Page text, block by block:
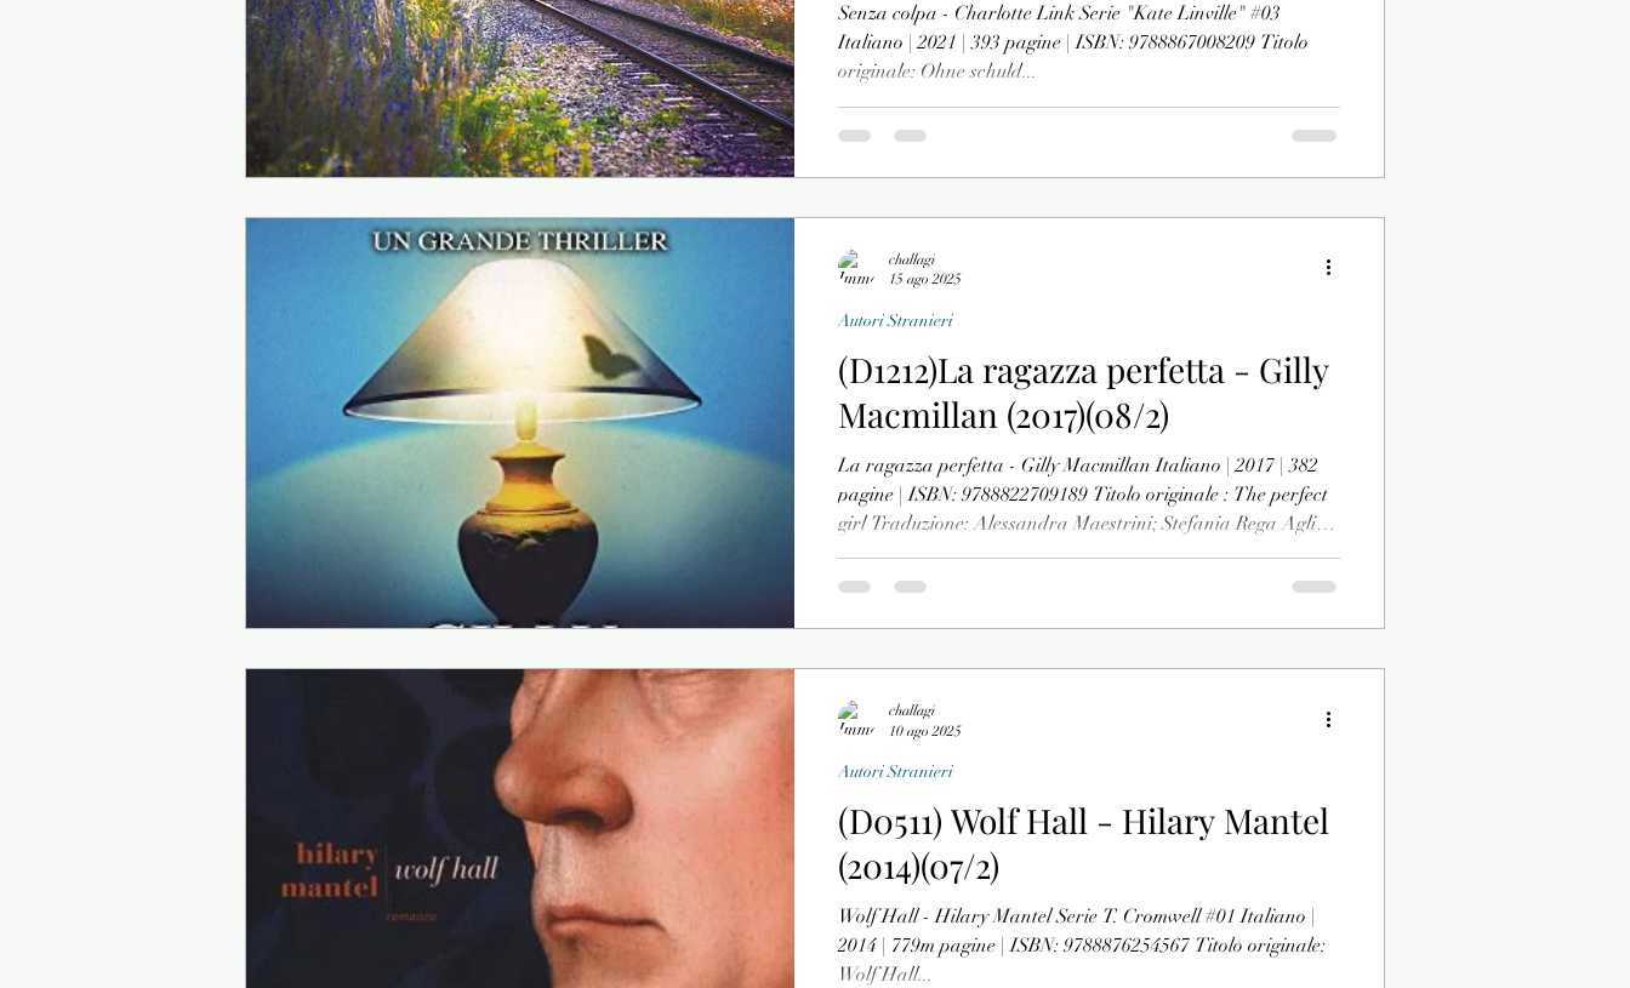
Senza colpa - Charlotte Link Serie "Kate Linville" #03
Italiano | 2021 | 393 pagine | ISBN: 9788867008209 Titolo
originale: Ohne schuld...
(D1212)La ragazza perfetta - Gilly
Macmillan (2017)(08/2)
La ragazza perfetta - Gilly Macmillan Italiano | 2017 | 382
pagine | ISBN: 9788822709189 Titolo originale : The perfect
girl Traduzione: Alessandra Maestrini; Stefania Rega Agli
occhi di tutti coloro che la conoscono, Zoe Maisey, prima
bambina prodigio e poi genio della musica, è una ragazza
guardare al futuro. La sua storia e la sua nuova vita iniziano
la ser
Autori Stranieri
challagi
15 ago 2025
(D0511) Wolf Hall - Hilary Mantel
(2014)(07/2)
Wolf Hall - Hilary Mantel Serie T. Cromwell #01 Italiano |
2014 | 779m pagine | ISBN: 9788876254567 Titolo originale:
Wolf Hall...
Autori Stranieri
challagi
10 ago 2025